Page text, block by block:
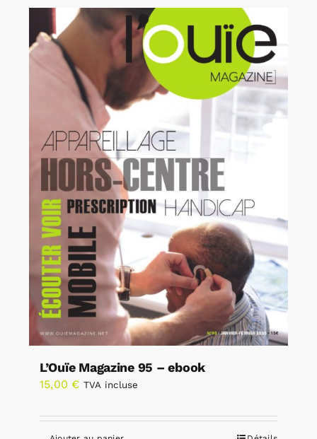
L’Ouïe Magazine 95 – ebook
15,00 € TVA incluse